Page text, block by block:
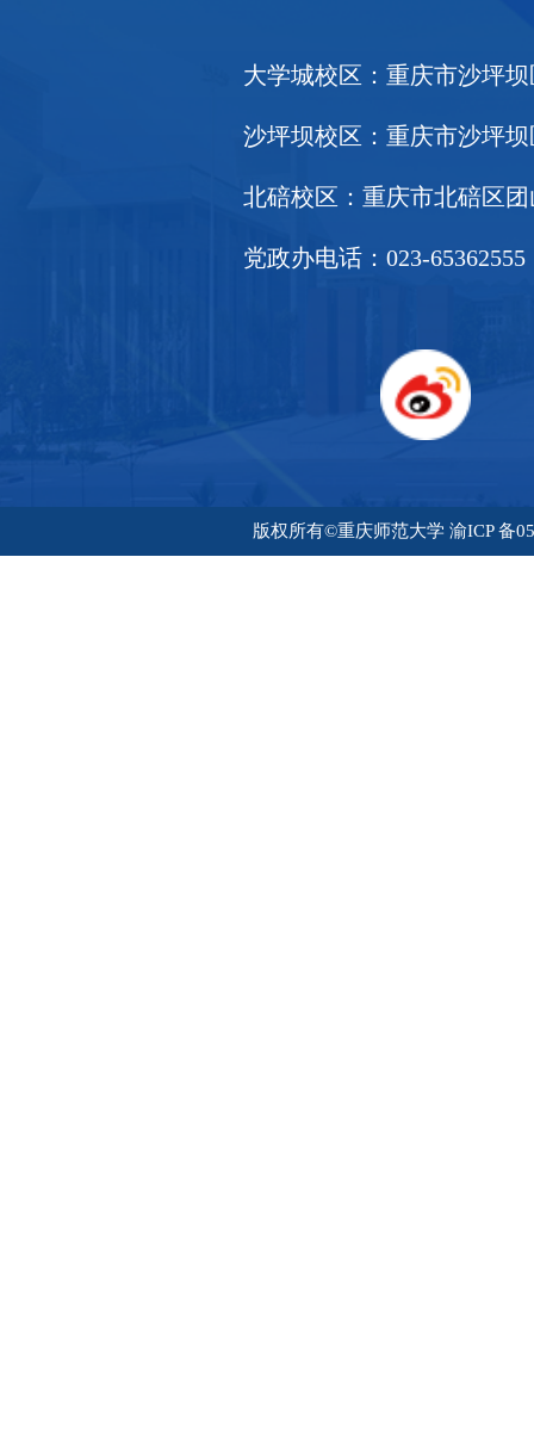
大学城校区：重庆市沙坪
沙坪坝校区：重庆市沙坪
北碚校区：重庆市北碚区团
党政办电话：023-65362555
版权所有©重庆师范大学 渝ICP 备